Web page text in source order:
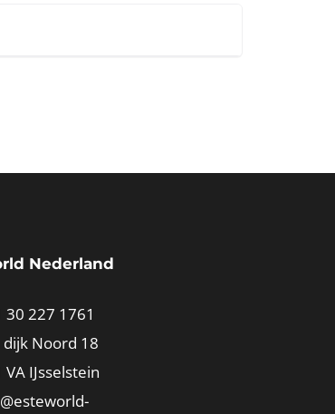
Nederland
30 227 1761
dijk Noord 18
IJsselstein